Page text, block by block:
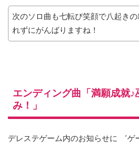
次のソロ曲も七転び笑顔で八起き
れずにがんばりますね！
エンディング曲「満願成就♪
み！」
デレステゲーム内のお知らせに ゛ゲ